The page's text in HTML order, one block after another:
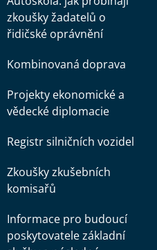
zkoušky žadatelů o
řidičské oprávnění
Kombinovaná doprava
Projekty ekonomické a
vědecké diplomacie
Registr silničních vozidel
Zkoušky zkušebních
komisařů
Informace pro budoucí
poskytovatele základní